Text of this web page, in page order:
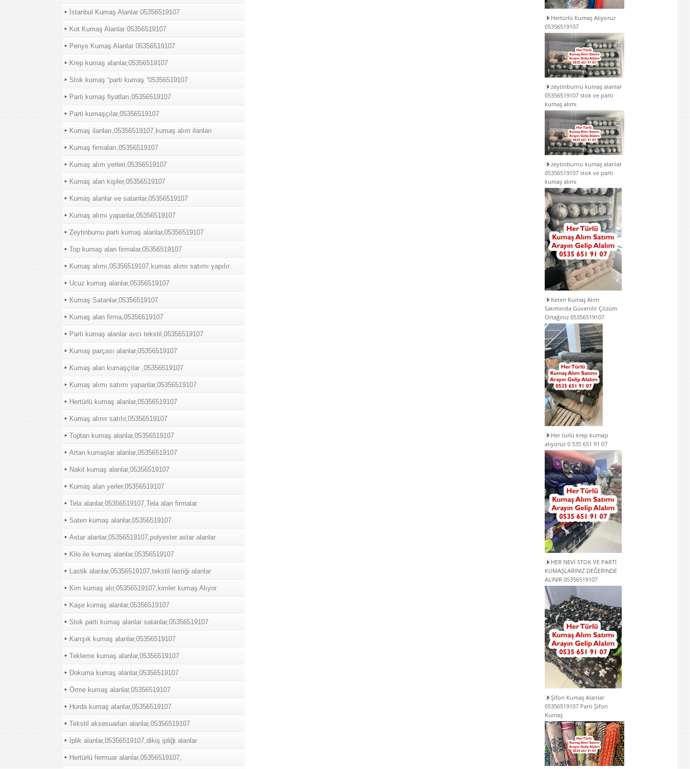
İstanbul Kumaş Alanlar 05356519107
Kot Kumaş Alanlar 05356519107
Penye Kumaş Alanlar 05356519107
Krep kumaş alanlar,05356519107
Stok kumaş “parti kumaş “05356519107
Parti kumaş fiyatları,05356519107
Parti kumaşçılar,05356519107
Kumaş ilanları,05356519107,kumaş alım ilanları
Kumaş firmaları,05356519107
Kumaş alım yerleri,05356519107
Kumaş alan kişiler,05356519107
Kumaş alanlar ve satanlar,05356519107
Kumaş alımı yapanlar,05356519107
Zeytinburnu parti kumaş alanlar,05356519107
Top kumaş alan firmalar,05356519107
Kumaş alımı,05356519107,kumas alımı satımı yapılır
Ucuz kumaş alanlar,05356519107
Kumaş Satanlar,05356519107
Kumaş alan firma,05356519107
Parti kumaş alanlar avcı tekstil,05356519107
Kumaş parçası alanlar,05356519107
Kumaş alan kumaşçılar ,05356519107
Kumaş alımı satımı yapanlar,05356519107
Hertürlü kumaş alanlar,05356519107
Kumaş alınır satılır,05356519107
Toptan kumaş alanlar,05356519107
Artan kumaşlar alanlar,05356519107
Nakit kumaş alanlar,05356519107
Kumaş alan yerler,05356519107
Tela alanlar,05356519107,Tela alan firmalar
Saten kumaş alanlar,05356519107
Astar alanlar,05356519107,polyester astar alanlar
Kilo ile kumaş alanlar,05356519107
Lastik alanlar,05356519107,tekstil lastiği alanlar
Kim kumaş alır,05356519107,kimler kumaş Alıyor
Kaşe kumaş alanlar,05356519107
Stok parti kumaş alanlar satanlar,05356519107
Karışık kumaş alanlar,05356519107
Tekleme kumaş alanlar,05356519107
Dokuma kumaş alanlar,05356519107
Örme kumaş alanlar,05356519107
Hurda kumaş alanlar,05356519107
Tekstil aksesuarları alanlar,05356519107
İplik alanlar,05356519107,dikiş ipliği alanlar
Hertürlü fermuar alanlar,05356519107,
Hertürlü Kumaş Alıyoruz
05356519107
zeytinburnu kumaş alanlar
05356519107 stok ve parti
kumaş alımı
zeytinburnu kumaş alanlar
05356519107 stok ve parti
kumaş alımı
Keten Kumaş Alım
Satımında Güvenilir Çözüm
Ortağınız 05356519107
Her türlü krep kumaşı
alıyoruz 0 535 651 91 07
HER NEVİ STOK VE PARTİ
KUMAŞLARINIZ DEĞERİNDE
ALINIR 05356519107
Şifon Kumaş Alanlar
05356519107 Parti Şifon
Kumaş